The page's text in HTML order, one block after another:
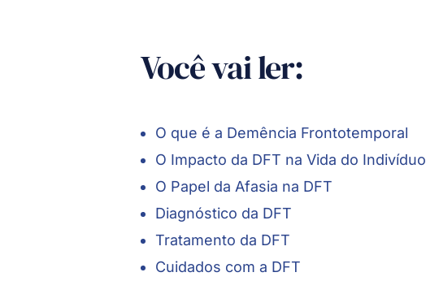
Você vai ler:
O que é a Demência Frontotemporal
O Impacto da DFT na Vida do Indivíduo
O Papel da Afasia na DFT
Diagnóstico da DFT
Tratamento da DFT
Cuidados com a DFT